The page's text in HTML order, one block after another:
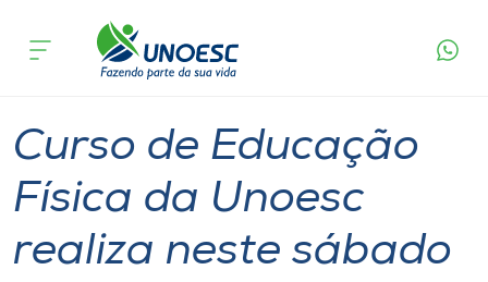
Cursos
Pesquisa
Atendimento ao Estudante
acontece
Curso de Educação
Física da Unoesc
realiza neste sábado